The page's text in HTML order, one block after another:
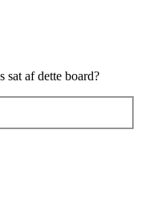
sat af dette board?